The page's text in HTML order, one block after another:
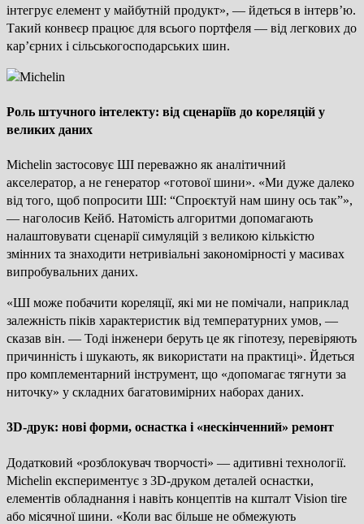
інтегрує елемент у майбутній продукт», — йдеться в інтерв’ю.
Такий конвеєр працює для всього портфеля — від легкових до
кар’єрних і сільськогосподарських шин.
Роль штучного інтелекту: від сценаріїв до кореляцій у
великих даних
Michelin застосовує ШІ переважно як аналітичний
акселератор, а не генератор «готової шини». «Ми дуже далеко
від того, щоб попросити ШІ: “Спроєктуй нам шину ось так”»,
— наголосив Кейб. Натомість алгоритми допомагають
налаштовувати сценарії симуляцій з великою кількістю
змінних та знаходити нетривіальні закономірності у масивах
випробувальних даних.
«ШІ може побачити кореляції, які ми не помічали, наприклад
залежність піків характеристик від температурних умов, —
сказав він. — Тоді інженери беруть це як гіпотезу, перевіряють
причинність і шукають, як використати на практиці». Йдеться
про комплементарний інструмент, що «допомагає тягнути за
ниточку» у складних багатовимірних наборах даних.
3D-друк: нові форми, оснастка і «нескінченний» ремонт
Додатковий «розблокувач творчості» — адитивні технології.
Michelin експериментує з 3D-друком деталей оснастки,
елементів обладнання і навіть концептів на кшталт Vision tire
або місячної шини. «Коли вас більше не обмежують